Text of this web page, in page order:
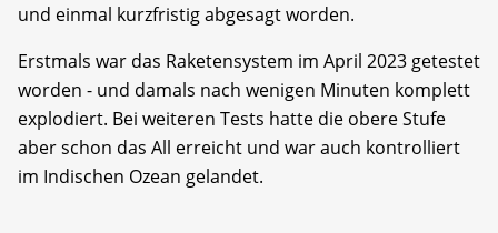
und einmal kurzfristig abgesagt worden.
Erstmals war das Raketensystem im April 2023 getestet
worden - und damals nach wenigen Minuten komplett
explodiert. Bei weiteren Tests hatte die obere Stufe
aber schon das All erreicht und war auch kontrolliert
im Indischen Ozean gelandet.